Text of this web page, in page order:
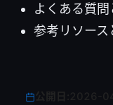
よくある質
参考リソー